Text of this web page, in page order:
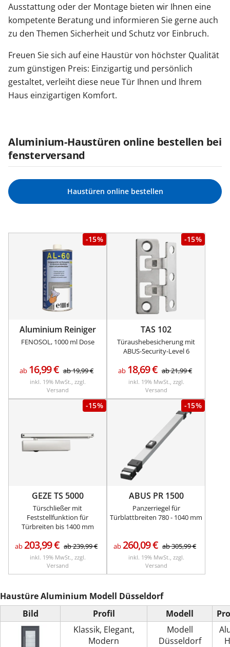
Ausstattung oder der Montage bieten wir Ihnen eine
kompetente Beratung und informieren Sie gerne auch
zu den Themen Sicherheit und Schutz vor Einbruch.
Freuen Sie sich auf eine Haustür von höchster Qualität
zum günstigen Preis: Einzigartig und persönlich
gestaltet, verleiht diese neue Tür Ihnen und Ihrem
Haus einzigartigen Komfort.
Aluminium-Haustüren online bestellen bei
fensterversand
Haustüren online bestellen
-15%
Aluminium Reiniger
FENOSOL, 1000 ml Dose
ab 16,99€ ab19,99€
inkl. 19% MwSt., zzgl.
Versand
-15%
TAS 102
Türaushebesicherung mit
ABUS-Security-Level 6
ab 18,69€ ab21,99€
inkl. 19% MwSt., zzgl.
Versand
-15%
GEZE TS 5000
Türschließer mit
Feststellfunktion für
Türbreiten bis 1400 mm
ab203,99€ ab239,99€
inkl. 19% MwSt., zzgl.
Versand
-15%
ABUS PR 1500
Panzerriegel für
Türblattbreiten 780 - 1040 mm
ab260,09€ ab305,99€
inkl. 19% MwSt., zzgl.
Versand
Haustüre Aluminium Modell Düsseldorf
Bild
Profil
Klassik, Elegant,
Modern
Modell
Modell
Düsseldorf